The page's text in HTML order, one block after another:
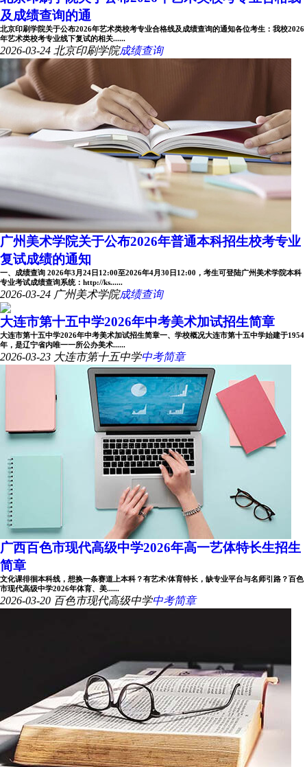
及成绩查询的通
北京印刷学院关于公布2026年艺术类校考专业合格线及成绩查询的通知各位考生：我校2026
年艺术类校考专业线下复试的相关......
2026-03-24 北京印刷学院成绩查询
广州美术学院关于公布2026年普通本科招生校考专业
复试成绩的通知
一、成绩查询 2026年3月24日12:00至2026年4月30日12:00，考生可登陆广州美术学院本科
专业考试成绩查询系统：http://ks......
2026-03-24 广州美术学院成绩查询
大连市第十五中学2026年中考美术加试招生简章
大连市第十五中学2026年中考美术加试招生简章一、学校概况大连市第十五中学始建于1954
年，是辽宁省内唯一一所公办美术......
2026-03-23 大连市第十五中学中考简章
广西百色市现代高级中学2026年高一艺体特长生招生
简章
文化课徘徊本科线，想换一条赛道上本科？有艺术/体育特长，缺专业平台与名师引路？百色
市现代高级中学2026年体育、美......
2026-03-20 百色市现代高级中学中考简章